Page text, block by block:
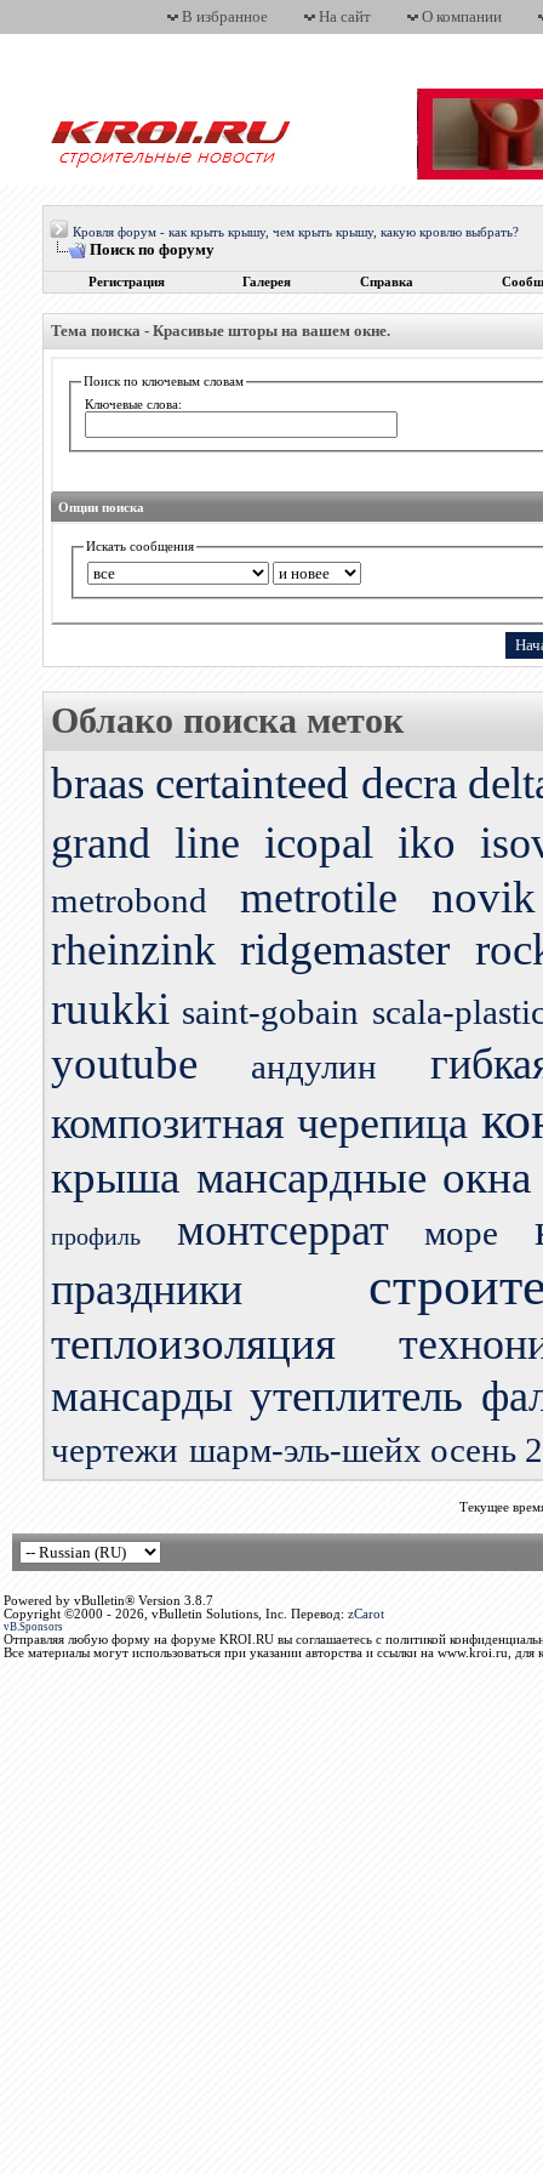
В избранное На сайт О компании
Кровля форум - как крыть крышу, чем крыть крышу, какую кровлю выбрать?
Поиск по форуму
Регистрация Галерея Справка
Тема поиска - Красивые шторы на вашем окне.
Поиск по ключевым словам
Ключевые слова:
Опции поиска
Искать сообщения
Облако поиска меток
braas certainteed decra
grand line icopal iko
metrobond metrotile novik
rheinzink ridgemaster
ruukki saint-gobain scala-
youtube андулин
композитная черепица
крыша мансардные окна
профиль монтсеррат море
праздники
теплоизоляция
мансарды утеплитель
чертежи шарм-эль-шейх осень
Текущее
Powered by vBulletin® Version 3.8.7
Copyright ©2000 - 2026, vBulletin Solutions, Inc. Перевод: zCarot
vB.Sponsors
Отправляя любую форму на форуме KROI.RU вы соглашаетесь с политикой
Все материалы могут использоваться при указании авторства и ссылки на www.kroi.ru, для